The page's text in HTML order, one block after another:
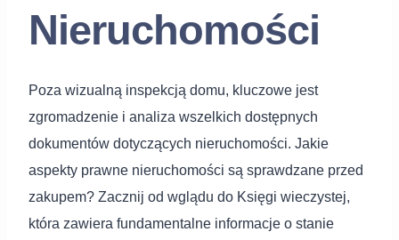
Nieruchomości
Poza wizualną inspekcją domu, kluczowe jest
zgromadzenie i analiza wszelkich dostępnych
dokumentów dotyczących nieruchomości. Jakie
aspekty prawne nieruchomości są sprawdzane przed
zakupem? Zacznij od wglądu do Księgi wieczystej,
która zawiera fundamentalne informacje o stanie